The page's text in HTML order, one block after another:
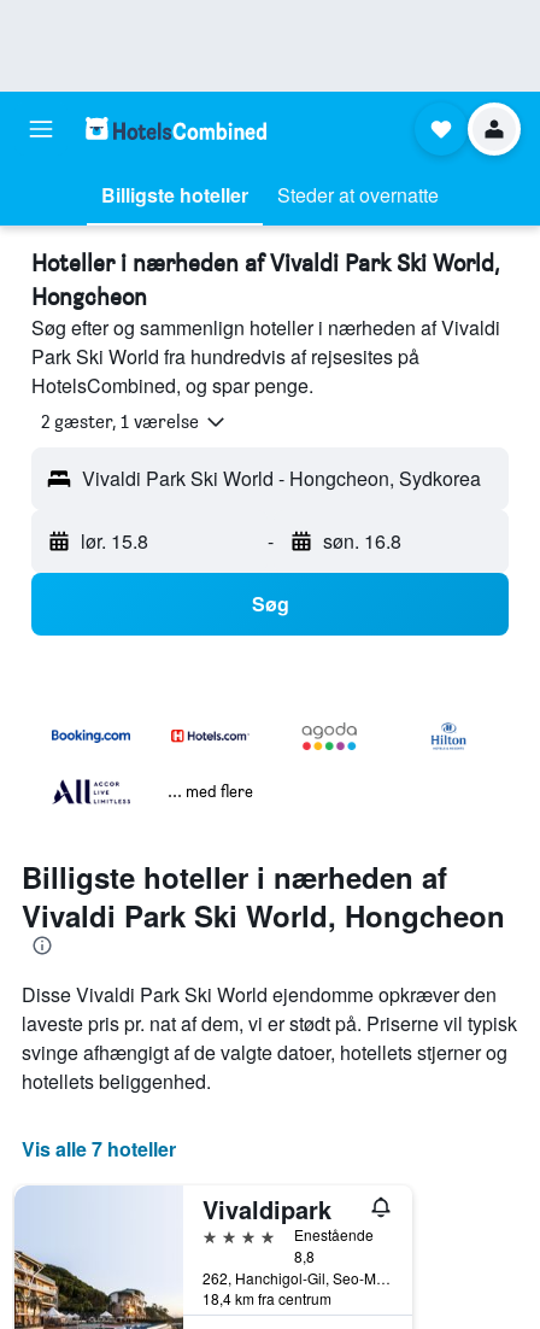
Billigste hoteller Steder at overnatte
Hoteller i nærheden af Vivaldi Park Ski World,
Hongcheon
Søg efter og sammenlign hoteller i nærheden af Vivaldi
Park Ski World fra hundredvis af rejsesites på
HotelsCombined, og spar penge.
2 gæster, 1 værelse
Vivaldi Park Ski World - Hongcheon, Sydkorea
lør. 15.8 - søn. 16.8
Søg
... med flere
Billigste hoteller i nærheden af
Vivaldi Park Ski World, Hongcheon
Disse Vivaldi Park Ski World ejendomme opkræver den
laveste pris pr. nat af dem, vi er stødt på. Priserne vil typisk
svinge afhængigt af de valgte datoer, hotellets stjerner og
hotellets beliggenhed.
Vis alle 7 hoteller
Vivaldipark
4 stjerner
Enestående
8,8
262, Hanchigol-Gil, Seo-Myeon, Hongcheon, Sydkorea
18,4 km fra centrum